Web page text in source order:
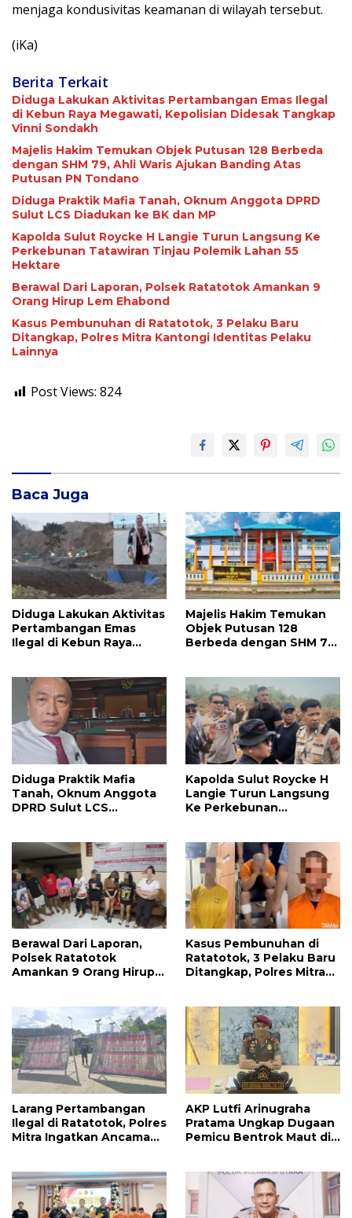
menjaga kondusivitas keamanan di wilayah tersebut.
(iKa)
Berita Terkait
Diduga Lakukan Aktivitas Pertambangan Emas Ilegal
di Kebun Raya Megawati, Kepolisian Didesak Tangkap
Vinni Sondakh
Majelis Hakim Temukan Objek Putusan 128 Berbeda
dengan SHM 79, Ahli Waris Ajukan Banding Atas
Putusan PN Tondano
Diduga Praktik Mafia Tanah, Oknum Anggota DPRD
Sulut LCS Diadukan ke BK dan MP
Kapolda Sulut Roycke H Langie Turun Langsung Ke
Perkebunan Tatawiran Tinjau Polemik Lahan 55
Hektare
Berawal Dari Laporan, Polsek Ratatotok Amankan 9
Orang Hirup Lem Ehabond
Kasus Pembunuhan di Ratatotok, 3 Pelaku Baru
Ditangkap, Polres Mitra Kantongi Identitas Pelaku
Lainnya
Post Views: 824
Baca Juga
Diduga Lakukan Aktivitas
Pertambangan Emas
Ilegal di Kebun Raya
Sondakh
Majelis Hakim Temukan
Objek Putusan 128
Berbeda dengan SHM 79,
Tondano
Diduga Praktik Mafia
Tanah, Oknum Anggota
DPRD Sulut LCS
Kapolda Sulut Roycke H
Langie Turun Langsung
Ke Perkebunan
Berawal Dari Laporan,
Polsek Ratatotok
Amankan 9 Orang Hirup
Kasus Pembunuhan di
Ratatotok, 3 Pelaku Baru
Ditangkap, Polres Mitra
Larang Pertambangan
Ilegal di Ratatotok, Polres
Mitra Ingatkan Ancaman
AKP Lutfi Arinugraha
Pratama Ungkap Dugaan
Pemicu Bentrok Maut di